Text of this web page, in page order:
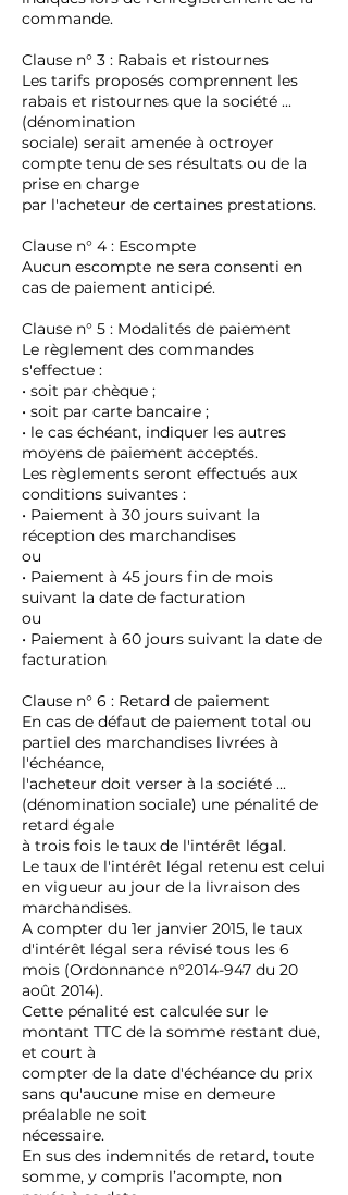
commande.
Clause n° 3 : Rabais et ristournes
Les tarifs proposés comprennent les
rabais et ristournes que la société ...
(dénomination
sociale) serait amenée à octroyer
compte tenu de ses résultats ou de la
prise en charge
par l'acheteur de certaines prestations.
Clause n° 4 : Escompte
Aucun escompte ne sera consenti en
cas de paiement anticipé.
Clause n° 5 : Modalités de paiement
Le règlement des commandes
s'effectue :
• soit par chèque ;
• soit par carte bancaire ;
• le cas échéant, indiquer les autres
moyens de paiement acceptés.
Les règlements seront effectués aux
conditions suivantes :
• Paiement à 30 jours suivant la
réception des marchandises
ou
• Paiement à 45 jours fin de mois
suivant la date de facturation
ou
• Paiement à 60 jours suivant la date de
facturation
Clause n° 6 : Retard de paiement
En cas de défaut de paiement total ou
partiel des marchandises livrées à
l'échéance,
l'acheteur doit verser à la société ...
(dénomination sociale) une pénalité de
retard égale
à trois fois le taux de l'intérêt légal.
Le taux de l'intérêt légal retenu est celui
en vigueur au jour de la livraison des
marchandises.
A compter du 1er janvier 2015, le taux
d'intérêt légal sera révisé tous les 6
mois (Ordonnance n°2014-947 du 20
août 2014).
Cette pénalité est calculée sur le
montant TTC de la somme restant due,
et court à
compter de la date d'échéance du prix
sans qu'aucune mise en demeure
préalable ne soit
nécessaire.
En sus des indemnités de retard, toute
somme, y compris l’acompte, non